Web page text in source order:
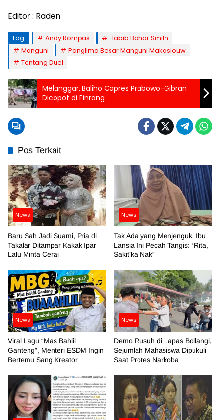
Editor : Raden
Tag: Andy Rompas
Habib Bahar Smith
Manguni
Panglima Besar Manguni Makasiouw
Tantang Duel
Melanggar, Baliho Capres Prabowo-Gibran
Dicopot di Pinrang
Pos Terkait
News
Baru Sah Jadi Suami, Pria di
Takalar Ditampar Kakak Ipar
Lalu Minta Cerai
News
Tak Ada yang Menjenguk, Ibu
Lansia Ini Pecah Tangis: “Rita,
Sakit’ka Nak”
News
Viral Lagu “Mas Bahlil
Ganteng”, Menteri ESDM Ingin
Bertemu Sang Kreator
News
Demo Rusuh di Lapas Bollangi,
Sejumlah Mahasiswa Dipukuli
Saat Protes Narkoba